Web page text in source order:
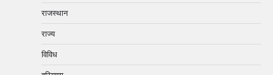
राजस्थान
राज्य
विविध